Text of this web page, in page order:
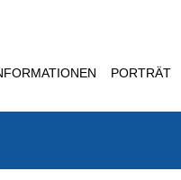
PORTRÄT